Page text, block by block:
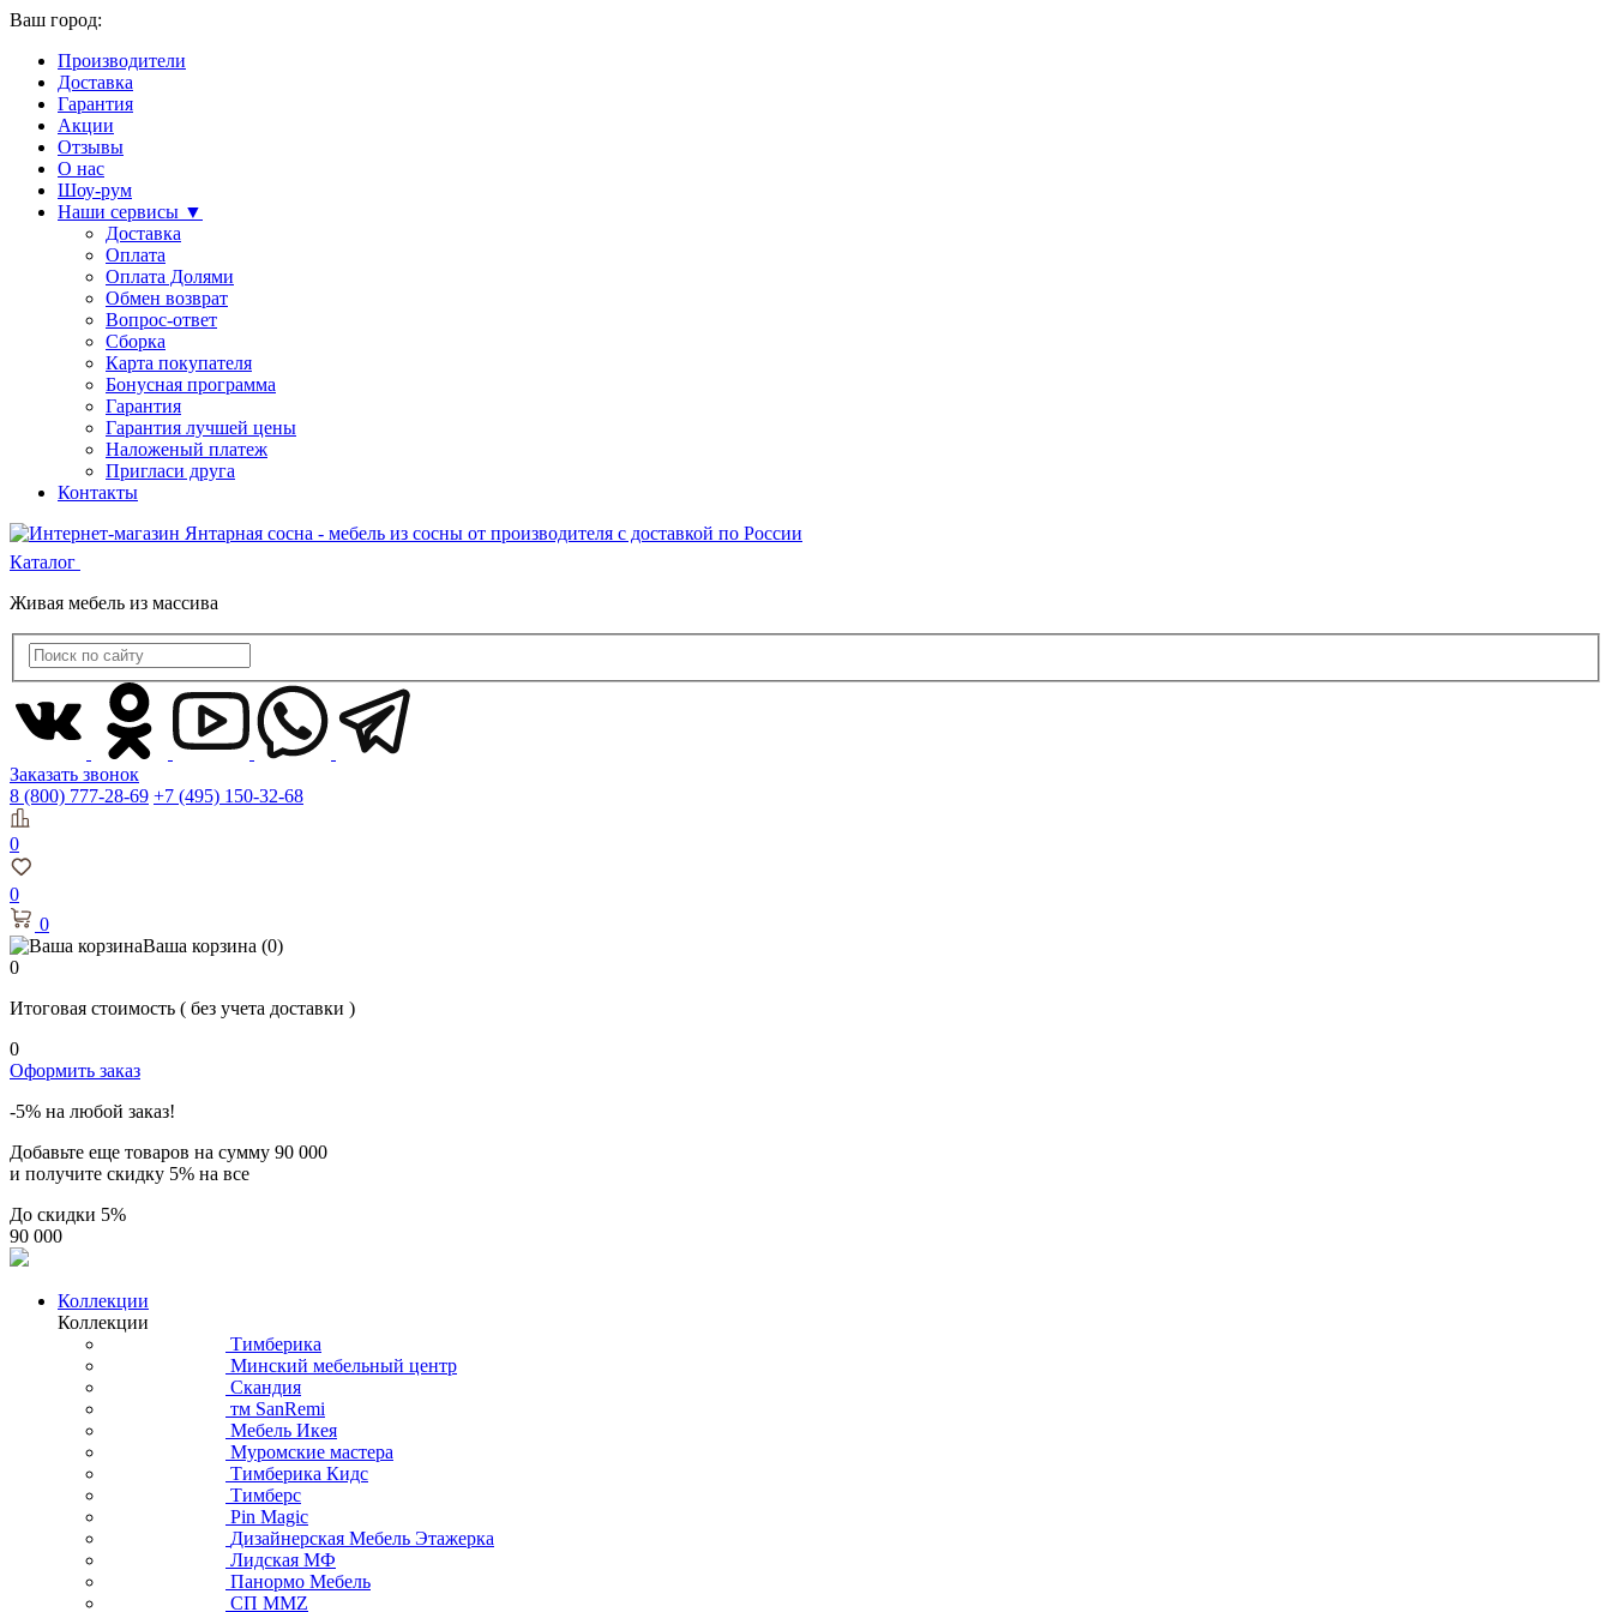
Ваш город:
Производители
Доставка
Гарантия
Акции
Отзывы
О нас
Шоу-рум
Наши сервисы ▼
Доставка
Оплата
Оплата Долями
Обмен возврат
Вопрос-ответ
Сборка
Карта покупателя
Бонусная программа
Гарантия
Гарантия лучшей цены
Наложеный платеж
Пригласи друга
Контакты
Каталог
Живая мебель из массива
Заказать звонок
8 (800) 777-28-69 +7 (495) 150-32-68
0
0
0
Ваша корзина (0)
0
Итоговая стоимость ( без учета доставки )
0
Оформить заказ
-5% на любой заказ!
Добавьте еще товаров на сумму 90 000
и получите скидку 5% на все
До скидки 5%
90 000
Коллекции
Коллекции
Тимберика
Минский мебельный центр
Скандия
тм SanRemi
Мебель Икея
Муромские мастера
Тимберика Кидс
Тимберс
Pin Magic
Дизайнерская Мебель Этажерка
Лидская МФ
Панормо Мебель
СП ММZ